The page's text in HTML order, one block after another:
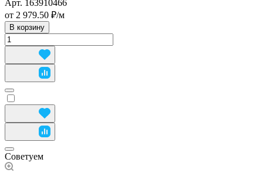
Арт. 163910466
от 2 979.50 ₽/м
В корзину
Советуем